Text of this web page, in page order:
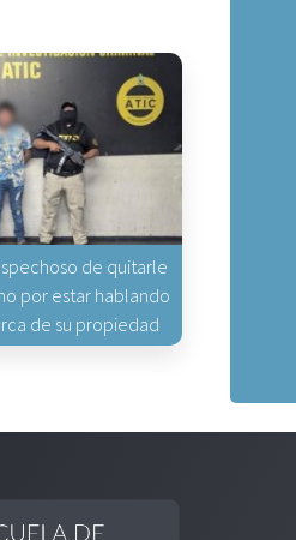
de quitarle
por estar hablando
de su propiedad